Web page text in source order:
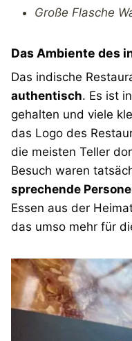
Große Flasche
Das Ambiente des
Das indische
authentisch. Es ist
gehalten und viele
das Logo des
die meisten Teller
Besuch waren
sprechende
Essen aus der
das umso mehr für